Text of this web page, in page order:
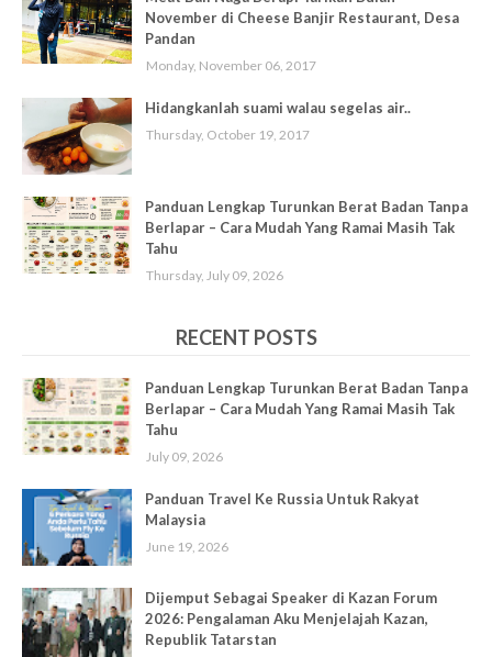
November di Cheese Banjir Restaurant, Desa
Pandan
Monday, November 06, 2017
Hidangkanlah suami walau segelas air..
Thursday, October 19, 2017
Panduan Lengkap Turunkan Berat Badan Tanpa
Berlapar – Cara Mudah Yang Ramai Masih Tak
Tahu
Thursday, July 09, 2026
RECENT POSTS
Panduan Lengkap Turunkan Berat Badan Tanpa
Berlapar – Cara Mudah Yang Ramai Masih Tak
Tahu
July 09, 2026
Panduan Travel Ke Russia Untuk Rakyat
Malaysia
June 19, 2026
Dijemput Sebagai Speaker di Kazan Forum
2026: Pengalaman Aku Menjelajah Kazan,
Republik Tatarstan